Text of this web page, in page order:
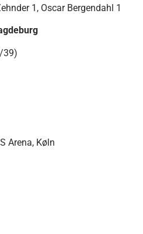
1, Oscar Bergendahl 1
39)
Arena, Køln